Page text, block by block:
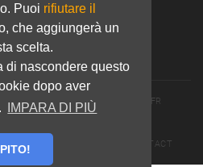
Puoi rifiutare il
che aggiungerà un
scelta.
di nascondere questo
dopo aver
. IMPARA DI PIÙ
RESERVEDWWW.JALLATTE.FR
CONTACT